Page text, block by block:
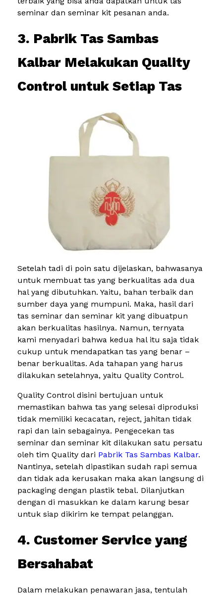
seminar dan seminar kit pesanan anda.
3. Pabrik Tas Sambas
Kalbar Melakukan Quality
Control untuk Setiap Tas
Setelah tadi di poin satu dijelaskan, bahwasanya
untuk membuat tas yang berkualitas ada dua
hal yang dibutuhkan. Yaitu, bahan terbaik dan
sumber daya yang mumpuni. Maka, hasil dari
tas seminar dan seminar kit yang dibuatpun
akan berkualitas hasilnya. Namun, ternyata
kami menyadari bahwa kedua hal itu saja tidak
cukup untuk mendapatkan tas yang benar –
benar berkualitas. Ada tahapan yang harus
dilakukan setelahnya, yaitu Quality Control.
Quality Control disini bertujuan untuk
memastikan bahwa tas yang selesai diproduksi
tidak memiliki kecacatan, reject, jahitan tidak
rapi dan lain sebagainya. Pengecekan tas
seminar dan seminar kit dilakukan satu persatu
oleh tim Quality dari Pabrik Tas Sambas Kalbar.
Nantinya, setelah dipastikan sudah rapi semua
dan tidak ada kerusakan maka akan langsung di
packaging dengan plastik tebal. Dilanjutkan
dengan di masukkan ke dalam karung besar
untuk siap dikirim ke tempat pelanggan.
4. Customer Service yang
Bersahabat
Dalam melakukan penawaran jasa, tentulah